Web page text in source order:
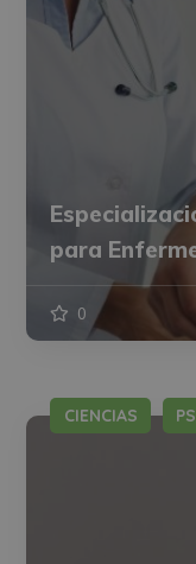
para
0
CIENCIAS